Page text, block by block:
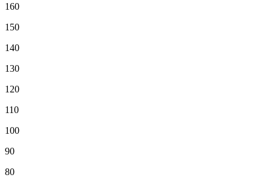
160
150
140
130
120
110
100
90
80